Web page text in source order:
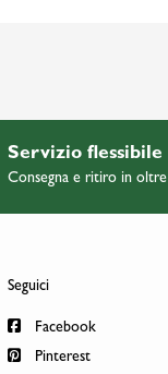
Servizio flessibile
Consegna e ritiro in oltre
Seguici
Facebook
Pinterest